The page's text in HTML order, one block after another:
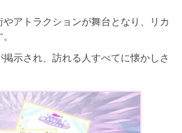
アトラクションが舞台となり、リカ
示され、訪れる人すべてに懐かしさ